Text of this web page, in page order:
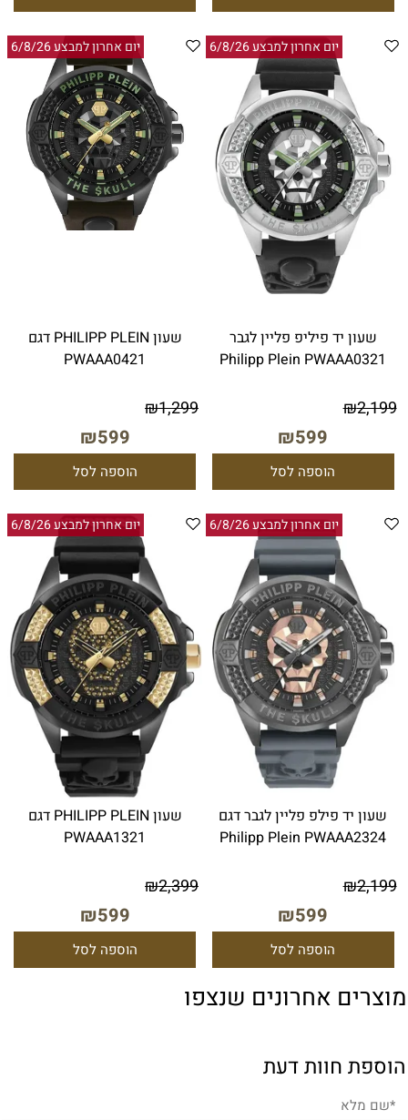
יום אחרון למבצע 6/8/26
שעון יד פיליפ פליין לגבר
Philipp Plein PWAAA0321
₪2,199
₪599
הוספה לסל
יום אחרון למבצע 6/8/26
שעון PHILIPP PLEIN דגם
PWAAA0421
₪1,299
₪599
הוספה לסל
יום אחרון למבצע 6/8/26
שעון יד פילפ פליין לגבר דגם
Philipp Plein PWAAA2324
₪2,199
₪599
הוספה לסל
יום אחרון למבצע 6/8/26
שעון PHILIPP PLEIN דגם
PWAAA1321
₪2,399
₪599
הוספה לסל
מוצרים אחרונים שנצפו
הוספת חוות דעת